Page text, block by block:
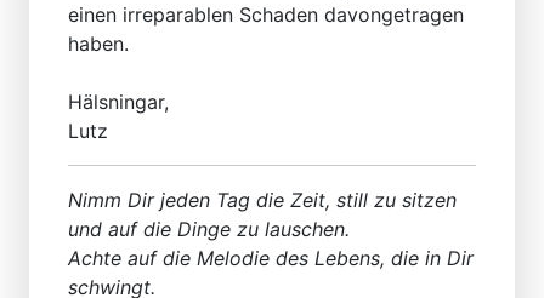
einen irreparablen Schaden davongetragen
haben.
Hälsningar,
Lutz
Nimm Dir jeden Tag die Zeit, still zu sitzen
und auf die Dinge zu lauschen.
Achte auf die Melodie des Lebens, die in Dir
schwingt.